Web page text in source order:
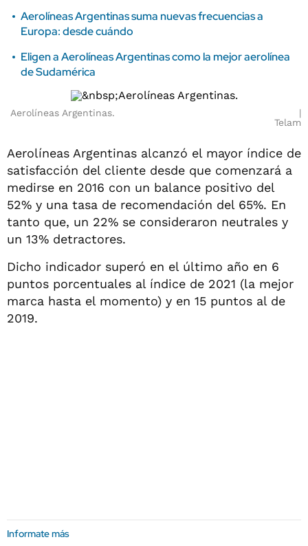
Aerolíneas Argentinas suma nuevas frecuencias a
Europa: desde cuándo
Eligen a Aerolíneas Argentinas como la mejor aerolínea
de Sudamérica
Aerolíneas Argentinas.
Telam
Aerolíneas Argentinas alcanzó el mayor índice de
satisfacción del cliente desde que comenzará a
medirse en 2016 con un balance positivo del
52% y una tasa de recomendación del 65%. En
tanto que, un 22% se consideraron neutrales y
un 13% detractores.
Dicho indicador superó en el último año en 6
puntos porcentuales al índice de 2021 (la mejor
marca hasta el momento) y en 15 puntos al de
2019.
Informate más